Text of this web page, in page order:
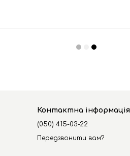
Контактна інформація
(050) 415-03-22
Передзвонити вам?